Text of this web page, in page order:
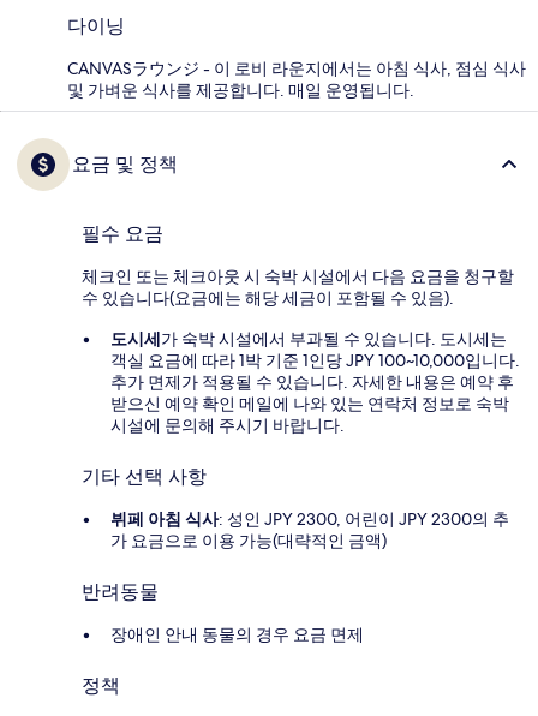
다이닝
CANVASラウンジ - 이 로비 라운지에서는 아침 식사, 점심 식사
및 가벼운 식사를 제공합니다. 매일 운영됩니다.
요금 및 정책
필수 요금
체크인 또는 체크아웃 시 숙박 시설에서 다음 요금을 청구할
수 있습니다(요금에는 해당 세금이 포함될 수 있음).
도시세가 숙박 시설에서 부과될 수 있습니다. 도시세는
객실 요금에 따라 1박 기준 1인당 JPY 100~10,000입니다.
추가 면제가 적용될 수 있습니다. 자세한 내용은 예약 후
받으신 예약 확인 메일에 나와 있는 연락처 정보로 숙박
시설에 문의해 주시기 바랍니다.
기타 선택 사항
뷔페 아침 식사: 성인 JPY 2300, 어린이 JPY 2300의 추
가 요금으로 이용 가능(대략적인 금액)
반려동물
장애인 안내 동물의 경우 요금 면제
정책